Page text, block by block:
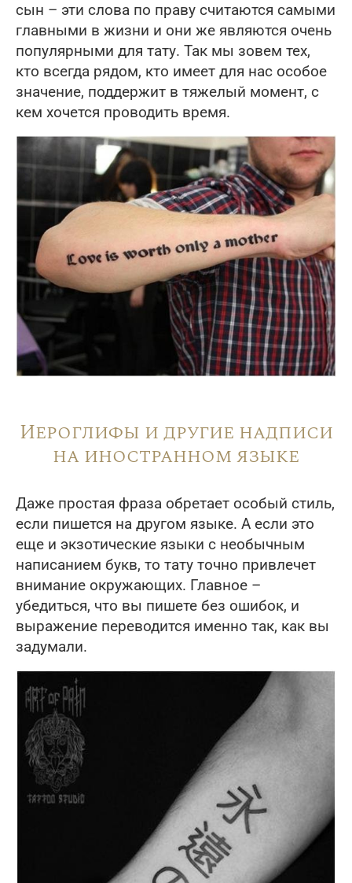
сын – эти слова по праву считаются самыми
главными в жизни и они же являются очень
популярными для тату. Так мы зовем тех,
кто всегда рядом, кто имеет для нас особое
значение, поддержит в тяжелый момент, с
кем хочется проводить время.
Иероглифы и другие надписи
на иностранном языке
Даже простая фраза обретает особый стиль,
если пишется на другом языке. А если это
еще и экзотические языки с необычным
написанием букв, то тату точно привлечет
внимание окружающих. Главное –
убедиться, что вы пишете без ошибок, и
выражение переводится именно так, как вы
задумали.